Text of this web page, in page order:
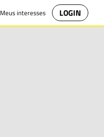
Meus interesses LOGIN